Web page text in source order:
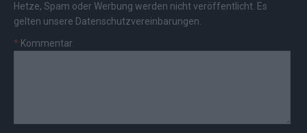
Hetze, Spam oder Werbung werden nicht veröffentlicht. Es
gelten unsere Datenschutzvereinbarungen
* Kommentar